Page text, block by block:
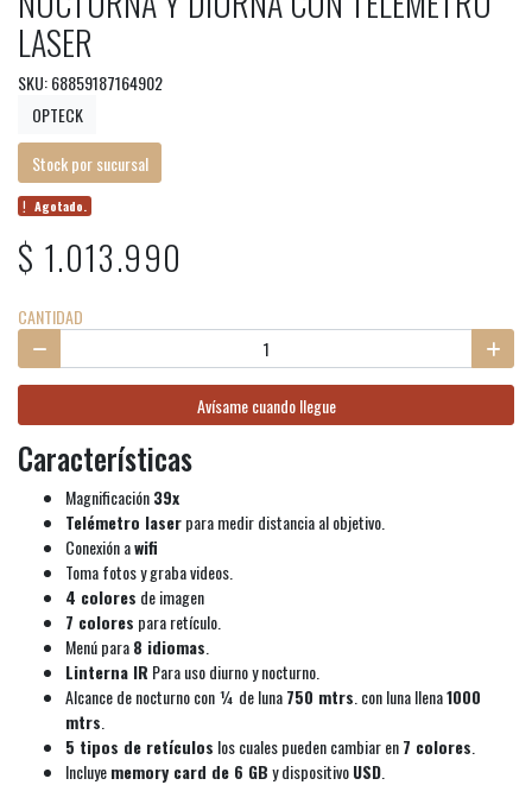
LASER
SKU: 68859187164902
OPTECK
Stock por sucursal
Agotado.
$ 1.013.990
CANTIDAD
Avísame cuando llegue
Características
Magnificación39x
Telémetro laserpara medir distancia al objetivo.
Conexión awifi
Toma fotos y graba videos.
4 colores de imagen
7 colores para retículo.
Menú para8 idiomas
Linterna IR Para uso diurno y nocturno.
Alcance de nocturno con ¼ de luna750 mtrs . con luna llena1000
mtrs
5 tipos de retículos los cuales pueden cambiar en7 colores
Incluyememory card de 6 GBy dispositivoUSD